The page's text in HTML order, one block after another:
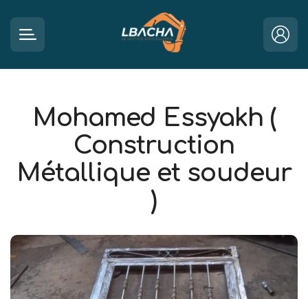
Mohamed Essyakh (
Construction
Métallique et soudeur
)